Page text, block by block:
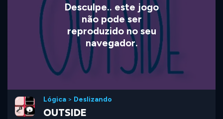
Desculpe.. este jogo
não pode ser
reproduzido no seu
navegador.
Lógica > Deslizando
OUTSIDE